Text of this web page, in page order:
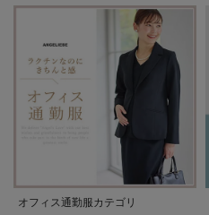
オフィス通勤服カテゴリ